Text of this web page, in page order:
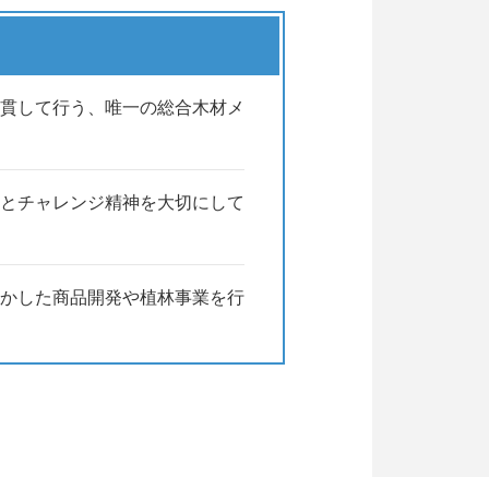
して行う、唯一の総合木材メ
チャレンジ精神を大切にして
した商品開発や植林事業を行